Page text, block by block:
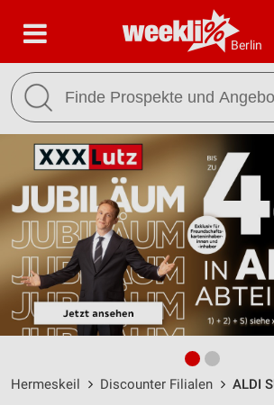
Berlin
Hermeskeil Discounter Filialen ALDI SÜD